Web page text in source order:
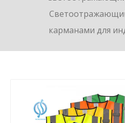
карманами для